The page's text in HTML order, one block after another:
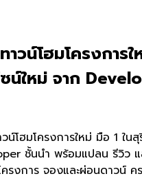
วน์โฮมโครงการ
น์ใหม่ จาก
น์โฮมโครงการใหม่ มือ 1 ใน
ชั้นนำ พร้อมแปลน รีวิว แ
รงการ จองและผ่อนดาวน์ ค